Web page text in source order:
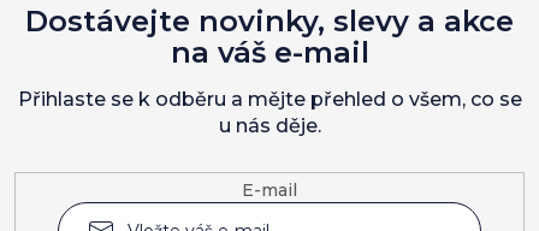
E-mail
Dostávejte novinky, slevy a akce
na váš e-mail
Přihlaste se k odběru a mějte přehled o všem, co se
u nás děje.